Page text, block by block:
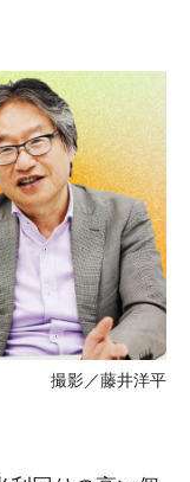
撮影／藤井洋平